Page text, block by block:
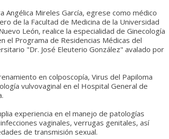
Angélica Mireles García, egrese como médico
de la Facultad de Medicina de la Universidad
León, realice la especialidad de Ginecología
el Programa de Residencias Médicas del
"Dr. José Eleuterio González" avalado por
en colposcopía, Virus del Papiloma
vulvovaginal en el Hospital General de
experiencia en el manejo de patologías
vaginales, verrugas genitales, así
de transmisión sexual.